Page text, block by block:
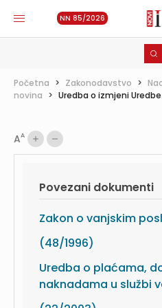
NN 85/2026
Početna > Zakonodavstvo >
novina > Uredba o izmjeni
AA
Povezani dokumenti
Zakon o vanjskim
(48/1996)
Uredba o plaćama,
naknadama u službi